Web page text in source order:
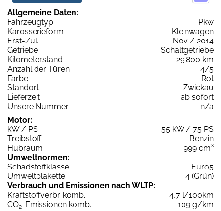
Allgemeine Daten:
Fahrzeugtyp
Pkw
Karosserieform
Kleinwagen
Erst-Zul.
Nov / 2014
Getriebe
Schaltgetriebe
Kilometerstand
29.800 km
Anzahl der Türen
4/5
Farbe
Rot
Standort
Zwickau
Lieferzeit
ab sofort
Unsere Nummer
n/a
Motor:
kW / PS
55 kW / 75 PS
Treibstoff
Benzin
Hubraum
999 cm³
Umweltnormen:
Schadstoffklasse
Euro5
Umweltplakette
4 (Grün)
Verbrauch und Emissionen nach WLTP:
Kraftstoffverbr. komb.
4,7 l/100km
CO2-Emissionen komb.
109 g/km